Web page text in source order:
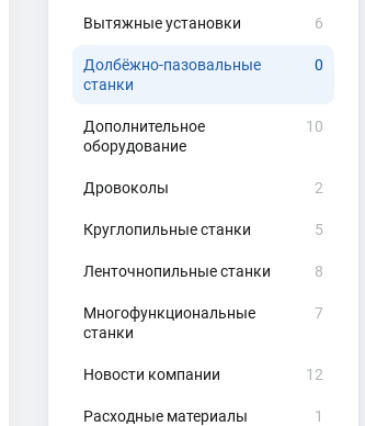
Вытяжные установки 6
Долбёжно-пазовальные
станки
0
Дополнительное
оборудование
10
Дровоколы 2
Круглопильные станки 5
Ленточнопильные станки 8
Многофункциональные
станки
7
Новости компании 12
Расходные материалы 1